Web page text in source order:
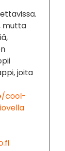
mutta
joita
cool-